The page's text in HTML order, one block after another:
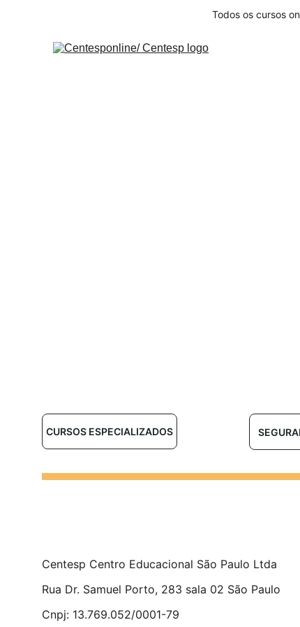
Todos os cursos
CURSOS ESPECIALIZADOS
Centesp Centro Educacional São Paulo Ltda
Rua Dr. Samuel Porto, 283 sala 02 São Paulo
Cnpj: 13.769.052/0001-79